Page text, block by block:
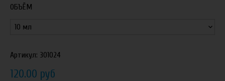
ОБЪЁМ
Артикул: 301024
120.00 руб